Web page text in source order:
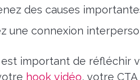
des causes
une connexion
est important de réfléchir
hook vidéo, votre